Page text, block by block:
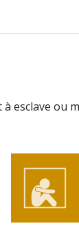
esclave ou